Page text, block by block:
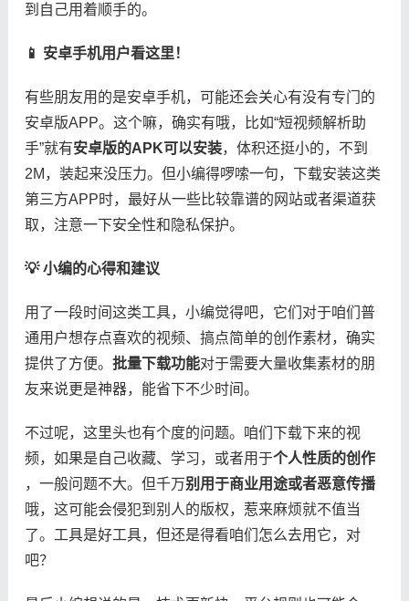
到自己用着顺手的。
​📱 安卓手机用户看这里！​
有些朋友用的是安卓手机，可能还会关心有没有专门的
安卓版APP。这个嘛，确实有哦，比如“短视频解析助
手”就有​​安卓版的APK可以安装​​，体积还挺小的，不到
2M，装起来没压力。但小编得啰嗦一句，下载安装这类
第三方APP时，最好从一些比较靠谱的网站或者渠道获
取，注意一下安全性和隐私保护。
​💡 小编的心得和建议​
用了一段时间这类工具，小编觉得吧，它们对于咱们普
通用户想存点喜欢的视频、搞点简单的创作素材，确实
提供了方便。​ ​批量下载功能​​对于需要大量收集素材的朋
友来说更是神器，能省下不少时间。
不过呢，这里头也有个度的问题。咱们下载下来的视
频，如果是自己收藏、学习，或者用于​​个人性质的创作​​
，一般问题不大。但千万​​别用于商业用途或者恶意传播​​
哦，这可能会侵犯到别人的版权，惹来麻烦就不值当
了。工具是好工具，但还是得看咱们怎么去用它，对
吧？